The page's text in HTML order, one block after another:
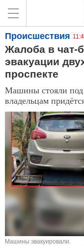
Происшествия
Жалоба в чат-
эвакуации
проспекте
Машины стояли
владельцам
Машины эвакуировали.